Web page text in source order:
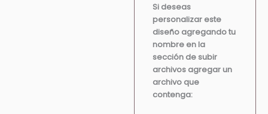
Si deseas
personalizar este
diseño agregando tu
nombre en la
sección de subir
archivos agregar un
archivo que
contenga: